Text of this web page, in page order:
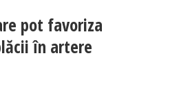
pot favoriza
în artere